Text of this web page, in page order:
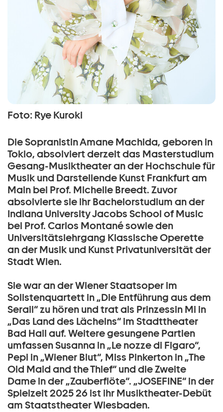
Foto: Rye Kuroki
Die Sopranistin Amane Machida, geboren in
Tokio, absolviert derzeit das Masterstudium
Gesang-Musiktheater an der Hochschule für
Musik und Darstellende Kunst Frankfurt am
Main bei Prof. Michelle Breedt. Zuvor
absolvierte sie ihr Bachelorstudium an der
Indiana University Jacobs School of Music
bei Prof. Carlos Montané sowie den
Universitätslehrgang Klassische Operette
an der Musik und Kunst Privatuniversität der
Stadt Wien.
Sie war an der Wiener Staatsoper im
Solistenquartett in „Die Entführung aus dem
Serail“ zu hören und trat als Prinzessin Mi in
„Das Land des Lächelns“ im Stadttheater
Bad Hall auf. Weitere gesungene Partien
umfassen Susanna in „Le nozze di Figaro“,
Pepi in „Wiener Blut“, Miss Pinkerton in „The
Old Maid and the Thief“ und die Zweite
Dame in der „Zauberflöte“. „JOSEFINE“ in der
Spielzeit 2025 26 ist ihr Musiktheater-Debüt
am Staatstheater Wiesbaden.